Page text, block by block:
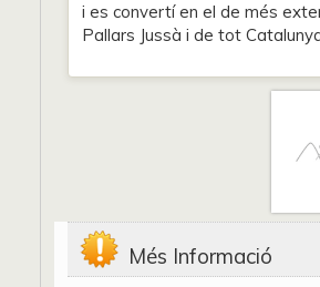
i es convertí en el de més
Pallars Jussà i de tot
Més Informació